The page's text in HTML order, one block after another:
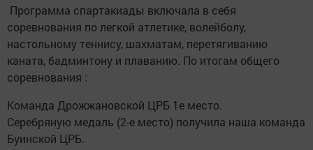
Программа спартакиады включала в себя
соревнования по легкой атлетике, волейболу,
настольному теннису, шахматам, перетягиванию
каната, бадминтону и плаванию. По итогам общего
соревнования :
Команда Дрожжановской ЦРБ 1е место.
Серебряную медаль (2-е место) получила наша команда
Буинской ЦРБ.